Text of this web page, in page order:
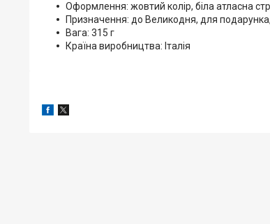
Оформлення: жовтий колір, біла атласна
Призначення: до Великодня, для
Вага: 315 г
Країна виробництва: Італія